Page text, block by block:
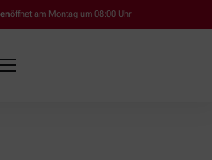
öffnet am Montag um 08:00 Uhr